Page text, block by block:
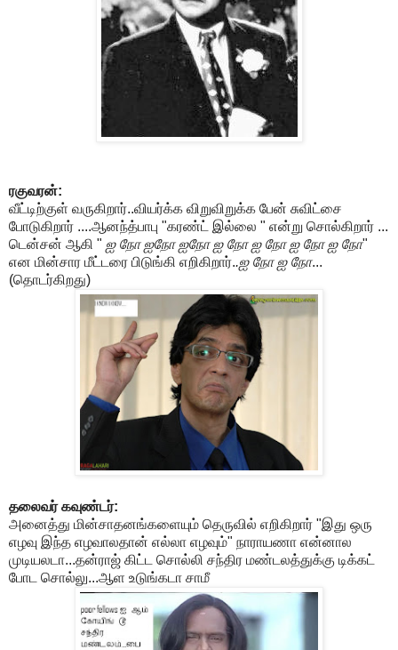
ரகுவரன்:
வீட்டிற்குள் வருகிறார்..வியர்க்க விறுவிறுக்க பேன் சுவிட்சை
போடுகிறார் ....ஆனந்த்பாபு "கரண்ட் இல்லை " என்று சொல்கிறார் ...
டென்சன் ஆகி " ஐ நோ ஐநோ ஐநோ ஐ நோ ஐ நோ ஐ நோ ஐ நோ"
என மின்சார மீட்டரை பிடுங்கி எறிகிறார்..ஐ நோ ஐ நோ...
(தொடர்கிறது)
தலைவர் கவுண்டர்:
அனைத்து மின்சாதனங்களையும் தெருவில் எறிகிறார் "இது ஒரு
எழவு இந்த எழவாலதான் எல்லா எழவும்" நாராயணா என்னால
முடியலடா...தன்ராஜ் கிட்ட சொல்லி சந்திர மண்டலத்துக்கு டிக்கட்
போட சொல்லு...ஆள உடுங்கடா சாமீ